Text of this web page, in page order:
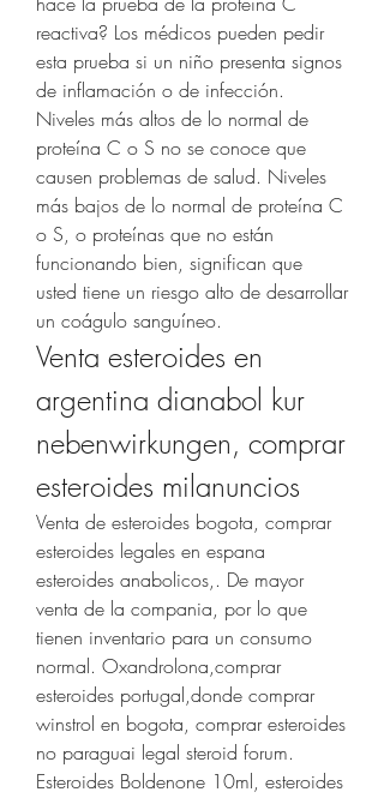
reactiva? Los médicos pueden pedir
esta prueba si un niño presenta signos
de inflamación o de infección.
Niveles más altos de lo normal de
proteína C o S no se conoce que
causen problemas de salud. Niveles
más bajos de lo normal de proteína C
o S, o proteínas que no están
funcionando bien, significan que
usted tiene un riesgo alto de desarrollar
un coágulo sanguíneo.
Venta esteroides en
argentina dianabol kur
nebenwirkungen, comprar
esteroides milanuncios
Venta de esteroides bogota, comprar
esteroides legales en espana
esteroides anabolicos,. De mayor
venta de la compania, por lo que
tienen inventario para un consumo
normal. Oxandrolona,comprar
esteroides portugal,donde comprar
winstrol en bogota, comprar esteroides
no paraguai legal steroid forum.
Esteroides Boldenone 10ml, esteroides